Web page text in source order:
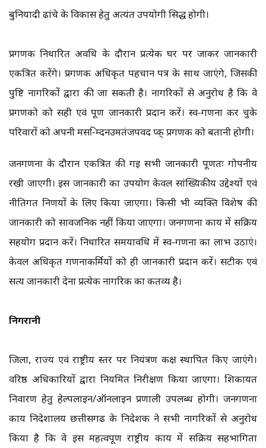
बुनियादी ढांचे के विकास हेतु अत्यंत उपयोगी सिद्ध होगी।
प्रगणक निर्धारित अवधि के दौरान प्रत्येक घर पर जाकर जानकारी
एकत्रित करेंगे। प्रगणक अधिकृत पहचान पत्र के साथ जाएंगे, जिसकी
पुष्टि नागरिकों द्वारा की जा सकती है। नागरिकों से अनुरोध है कि वे
प्रगणको को सही एवं पूर्ण जानकारी प्रदान करें। स्व-गणना कर चुके
परिवारों को अपनी मस-िम्दनउमतंजपवद प्क् प्रगणक को बतानी होगी।
जनगणना के दौरान एकत्रित की गई सभी जानकारी पूर्णतः गोपनीय
रखी जाएगी। इस जानकारी का उपयोग केवल सांख्यिकीय उद्देश्यों एवं
नीतिगत निर्णयों के लिए किया जाएगा। किसी भी व्यक्ति विशेष की
जानकारी को सार्वजनिक नहीं किया जाएगा। जनगणना कार्य में सक्रिय
सहयोग प्रदान करें। निर्धारित समयावधि में स्व-गणना का लाभ उठाएं।
केवल अधिकृत गणनाकर्मियों को ही जानकारी प्रदान करें। सटीक एवं
सत्य जानकारी देना प्रत्येक नागरिक का कर्तव्य है।
निगरानी
जिला, राज्य एवं राष्ट्रीय स्तर पर नियंत्रण कक्ष स्थापित किए जाएंगे।
वरिष्ठ अधिकारियों द्वारा नियमित निरीक्षण किया जाएगा। शिकायत
निवारण हेतु हेल्पलाइन/ऑनलाइन प्रणाली उपलब्ध होगी। जनगणना
कार्य निदेशालय छत्तीसगढ के निदेशक ने सभी नागरिकों से अनुरोध
किया है कि वे इस महत्वपूर्ण राष्ट्रीय कार्य में सक्रिय सहभागिता